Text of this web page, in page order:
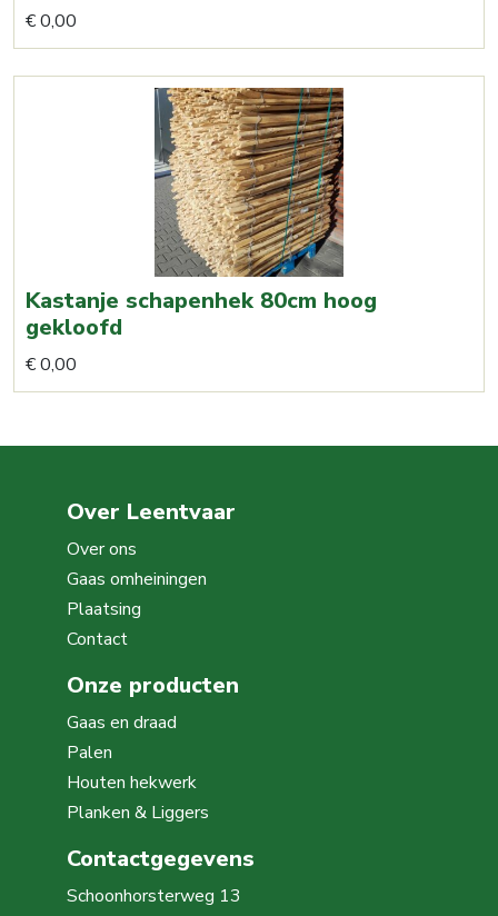
€0,00
Kastanje schapenhek 80cm hoog
gekloofd
€0,00
product
meerdere
Deze
optie
kan
gekozen
worden
de
productpagina
Over Leentvaar
Over ons
Gaas omheiningen
Plaatsing
Contact
Onze producten
Gaas en draad
Palen
Houten hekwerk
Planken & Liggers
Contactgegevens
Schoonhorsterweg 13